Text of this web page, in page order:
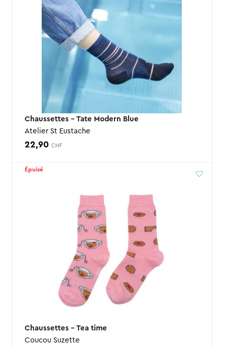
Chaussettes – Tate Modern Blue
Atelier St Eustache
22,90 CHF
Épuisé
Chaussettes – Tea time
Coucou Suzette